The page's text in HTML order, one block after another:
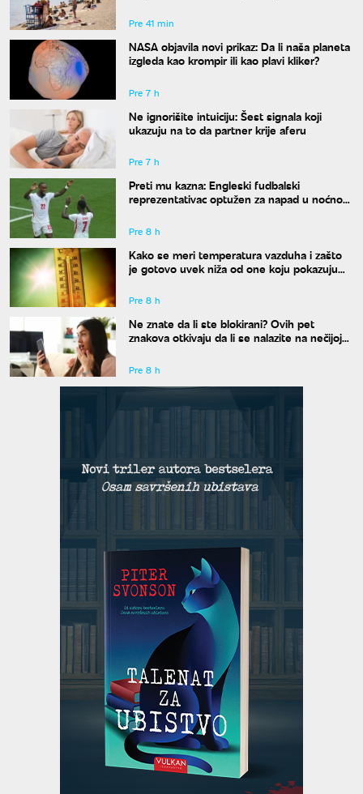
Pre 41 min
NASA objavila novi prikaz: Da li naša planeta
izgleda kao krompir ili kao plavi kliker?
Pre 7 h
Ne ignorišite intuiciju: Šest signala koji
ukazuju na to da partner krije aferu
Pre 7 h
Preti mu kazna: Engleski fudbalski
reprezentativac optužen za napad u noćnom
Pre 8 h
Kako se meri temperatura vazduha i zašto
je gotovo uvek niža od one koju pokazuju
Pre 8 h
Ne znate da li ste blokirani? Ovih pet
znakova otkivaju da li se nalazite na nečijoj
Pre 8 h